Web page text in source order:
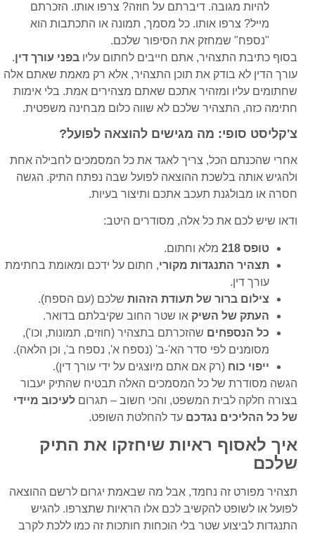
להיות מגובה. דיברתם על חוזה? צרפו אותו. הזכרתם
מייל? צרפו אותו. כל מסמך, תמונה או התכתבות הוא
"נספח" שמחזק את הסיפור שלכם.
בסוף כתיבת התצהיר, אתם חייבים לחתום עליו בפני עורך דין.
עורך הדין לא בודק את תוכן התצהיר, אלא רק מאמת שאתם אלה
שחתומים עליו ומזהיר אתכם שאתם מצהירים אמת. בלי אימות
חתימה כזה, התצהיר שלכם לא שווה כלום מבחינה משפטית.
צ'קליסט סופי: מה מגישים להוצאה לפועל?
אחרי שהכנתם הכל, צריך לאגד את כל המסמכים לחבילה אחת
ולהגיש אותה בלשכת ההוצאה לפועל שבה נפתח התיק. הגשה
חסרה או מבולגנת תעכב אתכם ותיצור בעיות.
ודאו שיש לכם את כל אלה, מסודרים היטב:
טופס 218
מלא וחתום.
תצהיר התנגדות מקורי, חתום על ידכם ומאומת בחתימת
עורך דין.
צילום ברור של תעודת הזהות שלכם (עם הספח).
העתק של השיק או שטר החוב שקיבלתם בדואר.
כל הנספחים שהזכרתם בתצהיר (חוזים, תמונות, וכו'),
מסומנים לפי סדר הא'-ב' (נספח א', נספח ב', וכן הלאה).
ייפוי כוח (רק אם אתם מיוצגים על ידי עורך דין).
הגשה מסודרת של כל המסמכים האלה תבטיח שהתיק יעבור
בצורה חלקה לבית המשפט, והכי חשוב – תגרום לעיכוב מיידי
של כל ההליכים נגדכם עד להחלטת השופט.
איך לאסוף ראיות שיחזקו את התיק
שלכם
תצהיר מפורט זה נחמד, אבל מה שבאמת יגרום לרשם ההוצאה
לפועל או לשופט להקשיב לכם אלו הראיות שתצרפו. להגיש
התנגדות לביצוע שטר בלי הוכחות חותכות זה כמו ללכת לקרב